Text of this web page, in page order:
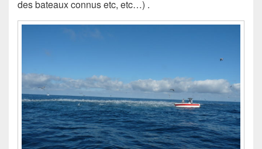
des bateaux connus etc, etc…) .